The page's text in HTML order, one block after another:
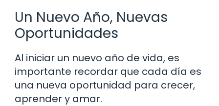
Un Nuevo Año, Nuevas
Oportunidades
Al iniciar un nuevo año de vida, es
importante recordar que cada día es
una nueva oportunidad para crecer,
aprender y amar.